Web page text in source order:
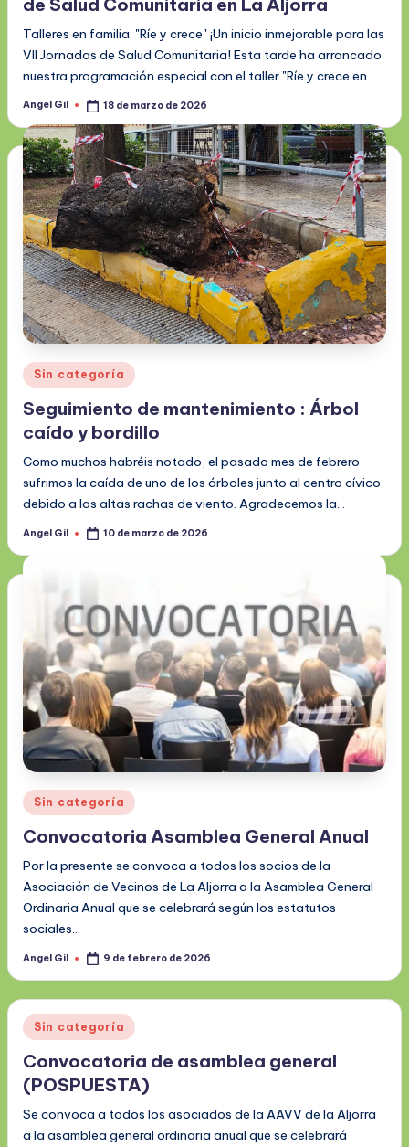
de Salud Comunitaria en La Aljorra
Talleres en familia: "Ríe y crece" ¡Un inicio inmejorable para las
VII Jornadas de Salud Comunitaria! Esta tarde ha arrancado
nuestra programación especial con el taller "Ríe y crece en…
Publicado
Angel Gil 18 de marzo de 2026
Publicado
en
Sin categoría
Seguimiento de mantenimiento : Árbol
caído y bordillo
Como muchos habréis notado, el pasado mes de febrero
sufrimos la caída de uno de los árboles junto al centro cívico
debido a las altas rachas de viento. Agradecemos la…
Publicado
Angel Gil 10 de marzo de 2026
Publicado
en
Sin categoría
Convocatoria Asamblea General Anual
Por la presente se convoca a todos los socios de la
Asociación de Vecinos de La Aljorra a la Asamblea General
Ordinaria Anual que se celebrará según los estatutos
sociales…
Publicado
Angel Gil 9 de febrero de 2026
Publicado
en
Sin categoría
Convocatoria de asamblea general
(POSPUESTA)
Se convoca a todos los asociados de la AAVV de la Aljorra
a la asamblea general ordinaria anual que se celebrará